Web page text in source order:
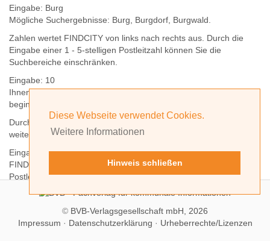
Diese Webseite verwendet Cookies.
Weitere Informationen
Hinweis schließen
Eingabe: Burg
Mögliche Suchergebnisse: Burg Burgdorf, Burgwald.
Zahlen wertet FINDCITY von links nach rechts aus. Durch die
Eingabe einer 1 - 5-stelligen Postleitzahl können Sie die
Suchbereiche einschränken.
Eingabe: 10
Ihnen werdenalle Orteangezeigt, derenPostleitzahlmit einer10
beginnt.
Durch Hinzufügen weiterer Ziffern können Sie den Suchbereich
weiter einschränken.
Eingabe:
10585
FINDCITY präsentiert Ihnen ausschließlich die zu dieser
Postleitzahl gehörende Kommune; in diesem Fall Berlin.
© BVB-Verlagsgesellschaft mbH, 2026
Impressum · Datenschutzerklärung · Urheberrechte/Lizenzen